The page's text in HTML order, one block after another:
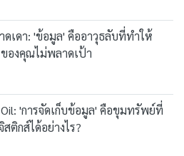
เดา: 'ข้อมูล' คืออาวุธลับที่ทำให้
องคุณไม่พลาดเป้า
'การจัดเก็บข้อมูล' คือขุมทรัพย์ที่
ติกส์ได้อย่างไร?